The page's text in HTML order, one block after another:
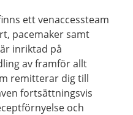
ett venaccessteam
pacemaker samt
inriktad på
av framför allt
remitterar dig till
fortsättningsvis
och